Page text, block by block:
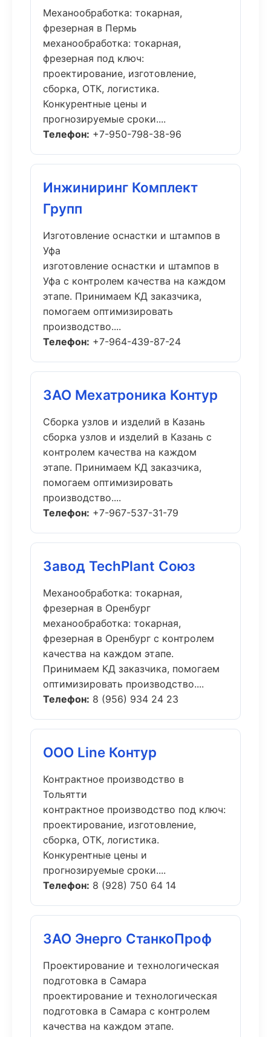
Механообработка: токарная,
фрезерная в Пермь
механообработка: токарная,
фрезерная под ключ:
проектирование, изготовление,
сборка, ОТК, логистика.
Конкурентные цены и
прогнозируемые сроки....
Телефон: +7-950-798-38-96
Инжиниринг Комплект
Групп
Изготовление оснастки и штампов в
Уфа
изготовление оснастки и штампов в
Уфа с контролем качества на каждом
этапе. Принимаем КД заказчика,
помогаем оптимизировать
производство....
Телефон: +7-964-439-87-24
ЗАО Мехатроника Контур
Сборка узлов и изделий в Казань
сборка узлов и изделий в Казань с
контролем качества на каждом
этапе. Принимаем КД заказчика,
помогаем оптимизировать
производство....
Телефон: +7-967-537-31-79
Завод TechPlant Союз
Механообработка: токарная,
фрезерная в Оренбург
механообработка: токарная,
фрезерная в Оренбург с контролем
качества на каждом этапе.
Принимаем КД заказчика, помогаем
оптимизировать производство....
Телефон: 8 (956) 934 24 23
ООО Line Контур
Контрактное производство в
Тольятти
контрактное производство под ключ:
проектирование, изготовление,
сборка, ОТК, логистика.
Конкурентные цены и
прогнозируемые сроки....
Телефон: 8 (928) 750 64 14
ЗАО Энерго СтанкоПроф
Проектирование и технологическая
подготовка в Самара
проектирование и технологическая
подготовка в Самара с контролем
качества на каждом этапе.